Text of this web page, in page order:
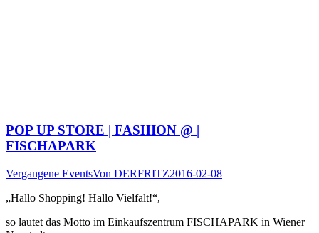
POP UP STORE | FASHION @ |
FISCHAPARK
Vergangene EventsVon DERFRITZ2016-02-08
„Hallo Shopping! Hallo Vielfalt!“,
so lautet das Motto im Einkaufszentrum FISCHAPARK in Wiener